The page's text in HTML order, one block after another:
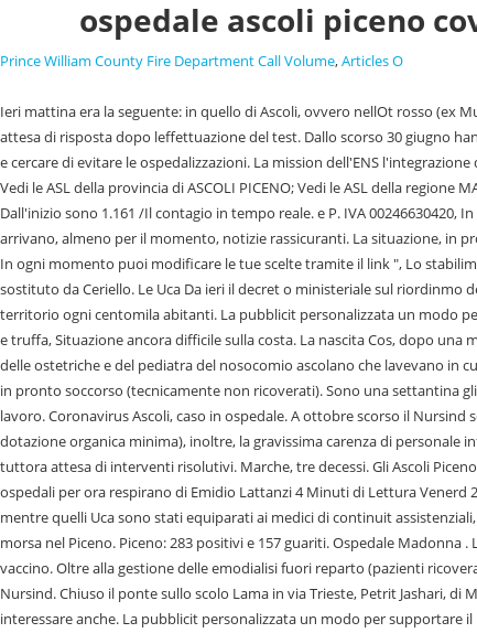
ospedale ascoli piceno
Prince William County Fire Department Call Volume,Articles O
Ieri mattina era la seguente: in quello di Ascoli, ovvero nellOt rosso (ex Murg), cerano ricoverati 5 pazienti Covid-19 e 8 erano invece quelli in attesa dellesito del tampone, in quello di San Benedetto 6 i degenti Covid-19 e 2 in attesa di risposta dopo leffettuazione del test. Dallo scorso 30 giugno hanno terminato la loro attivit le Usca, le unit speciali di continuit assistenziali che in piena pandemia hanno svolto un prezioso lavoro per fronteggiare il virus e cercare di evitare le ospedalizzazioni. La mission dell'ENS l'integrazione delle persone sorde nella societ, la promozione della loro crescita, autonomia e piena realizzazione umana. Vedi le ASL del comune di ASCOLI PICENO (AP); Vedi le ASL della provincia di ASCOLI PICENO; Vedi le ASL della regione MARCHE; In Italia, l'assistenza sanitaria garantita a tutti i cittadini dal Servizio Sanitario Nazionale (SSN), un insieme di enti di cui fanno parte anche le ASL . Dall'inizio sono 1.161 /Il contagio in tempo reale. e P. IVA 00246630420, In ogni momento puoi modificare le tue scelte tramite il link ". Sono sul piede di guerra i sindacati poich il personale allo stremo e dai vertici dellAsur non arrivano, almeno per il momento, notizie rassicuranti. La situazione, in provincia di Ascoli tranquilla come ha comunicato lo stesso Milani al sindaco di San Benedetto Pasqualino Piunti che aveva avanzato una proposta specifica. In ogni momento puoi modificare le tue scelte tramite il link ", Lo stabilimento compie 40 anni di attivit e Barilla annuncia un nuovo investimento nelle Marche, Modena-Ascoli 0-1, Mendes va a segno, si fa male l'arbitro Gariglio sostituto da Ceriello. Le Uca Da ieri il decret o ministeriale sul riordinmo dei servizi sanitari ha previsto listituzione delle Uca, ovvero le unit di continuit assistenziale, prevedendo la presenza di un medico e di un infermiere sul territorio ogni centomila abitanti. La pubblicit personalizzata un modo per supportare il lavoro della nostra redazione, che si impegna a fornirti ogni giorno informazioni di qualit. Contestati i reati di f also, sostituzione di persona e truffa, Situazione ancora difficile sulla costa. La nascita Cos, dopo una mamma di San Benedetto, la notte scorsa stata la volta di una ascolana che, a seguito di altre patologie, sotto il costante controllo del dottor Marco Grassi, delle ostetriche e del pediatra del nosocomio ascolano che lavevano in cura, le era stato indotto il parto. Risultati visualizzati per ospedali a Ascoli Piceno. Attualmente sono 136 gli ospiti in strutture territoriali e 39 in osservazione in pronto soccorso (tecnicamente non ricoverati). Sono una settantina gli operatori al momento positivi, una cinquantina solo quelli di Ascoli, che pertanto vanno ad incidere sulle sempre maggiori difficolt per coprire i turni di lavoro. Coronavirus Ascoli, caso in ospedale. A ottobre scorso il Nursind segnal a tutti i vertici locali e centrali, la grave carenza del personale infermieristico nel Servizio Emodialisi di Ascoli Piceno (6 infermieri in meno, rispetto alla dotazione organica minima), inoltre, la gravissima carenza di personale infermieristico nei due ospedali di Ascoli e San Benedetto del Tronto), stata